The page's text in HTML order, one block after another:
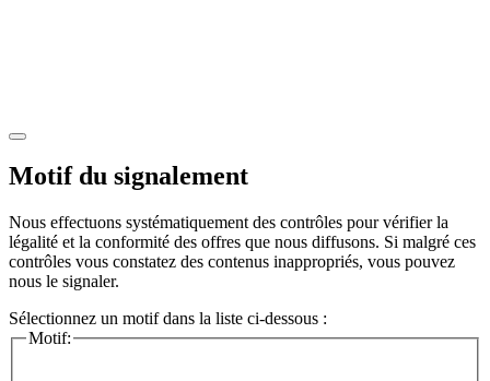
Motif du signalement
Nous effectuons systématiquement des contrôles pour vérifier la
légalité et la conformité des offres que nous diffusons. Si malgré ces
contrôles vous constatez des contenus inappropriés, vous pouvez
nous le signaler.
Sélectionnez un motif dans la liste ci-dessous :
Motif: